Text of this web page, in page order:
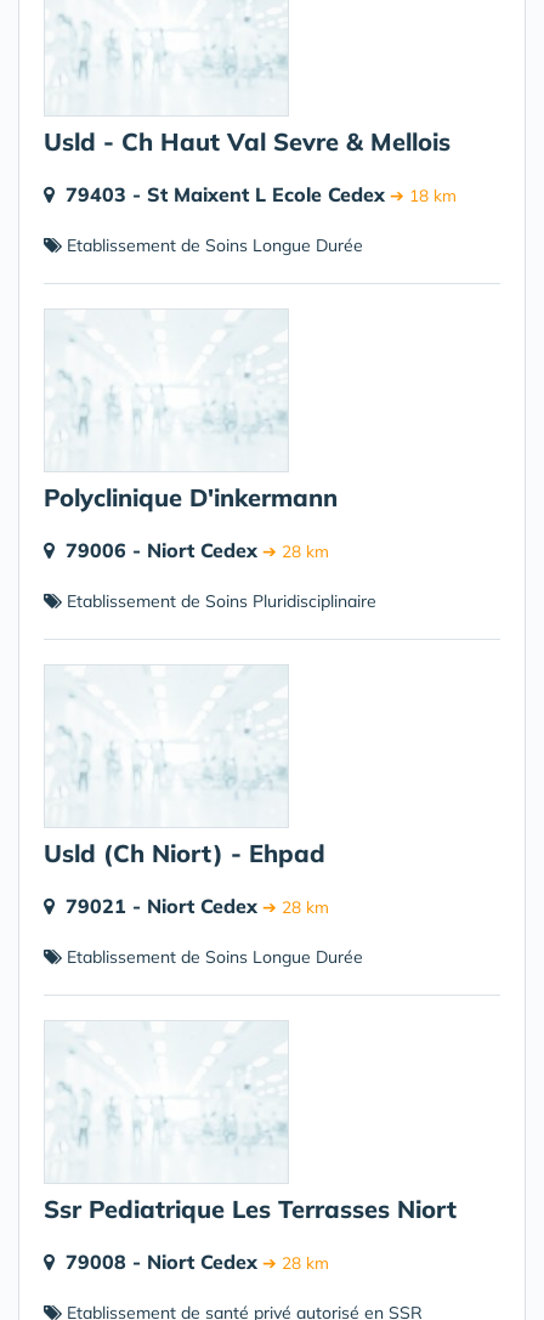
Usld - Ch Haut Val Sevre & Mellois
79403 - St Maixent L Ecole Cedex ➔ 18 km
Etablissement de Soins Longue Durée
Polyclinique D'inkermann
79006 - Niort Cedex ➔ 28 km
Etablissement de Soins Pluridisciplinaire
Usld (Ch Niort) - Ehpad
79021 - Niort Cedex ➔ 28 km
Etablissement de Soins Longue Durée
Ssr Pediatrique Les Terrasses Niort
79008 - Niort Cedex ➔ 28 km
Etablissement de santé privé autorisé en SSR